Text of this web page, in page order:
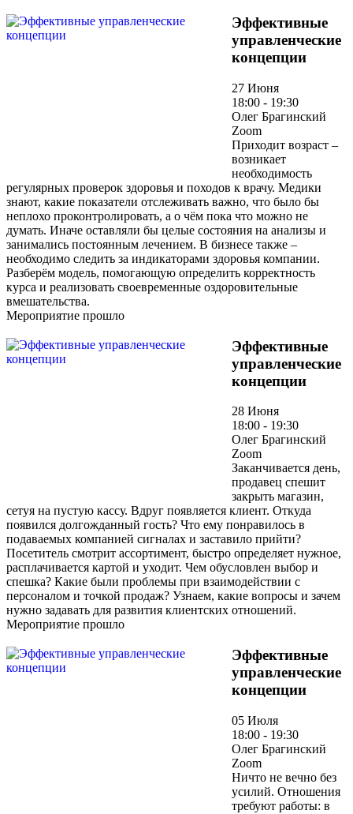
Эффективные
управленческие
концепции
27 Июня
18:00 - 19:30
Олег Брагинский
Zoom
Приходит возраст –
возникает
необходимость
регулярных проверок здоровья и походов к врачу. Медики
знают, какие показатели отслеживать важно, что было бы
неплохо проконтролировать, а о чём пока что можно не
думать. Иначе оставляли бы целые состояния на анализы и
занимались постоянным лечением. В бизнесе также –
необходимо следить за индикаторами здоровья компании.
Разберём модель, помогающую определить корректность
курса и реализовать своевременные оздоровительные
вмешательства.
Мероприятие прошло
Эффективные
управленческие
концепции
28 Июня
18:00 - 19:30
Олег Брагинский
Zoom
Заканчивается день,
продавец спешит
закрыть магазин,
сетуя на пустую кассу. Вдруг появляется клиент. Откуда
появился долгожданный гость? Что ему понравилось в
подаваемых компанией сигналах и заставило прийти?
Посетитель смотрит ассортимент, быстро определяет нужное,
расплачивается картой и уходит. Чем обусловлен выбор и
спешка? Какие были проблемы при взаимодействии с
персоналом и точкой продаж? Узнаем, какие вопросы и зачем
нужно задавать для развития клиентских отношений.
Мероприятие прошло
Эффективные
управленческие
концепции
05 Июля
18:00 - 19:30
Олег Брагинский
Zoom
Ничто не вечно без
усилий. Отношения
требуют работы: в